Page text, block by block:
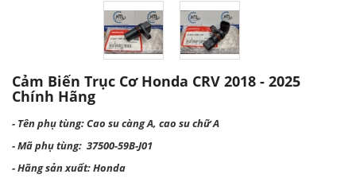
Cảm Biến Trục Cơ Honda CRV 2018 - 2025
Chính Hãng
- Tên phụ tùng: Cao su càng A, cao su chữ A
- Mã phụ tùng: 37500-59B-J01
- Hãng sản xuất: Honda